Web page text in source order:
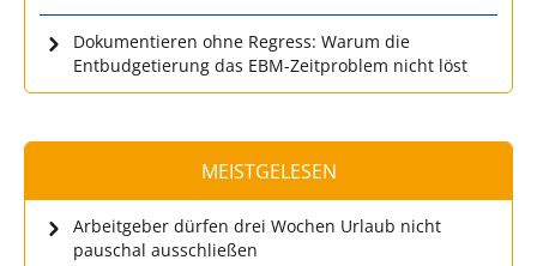
Dokumentieren ohne Regress: Warum die
Entbudgetierung das EBM-Zeitproblem nicht löst
MEISTGELESEN
Arbeitgeber dürfen drei Wochen Urlaub nicht
pauschal ausschließen